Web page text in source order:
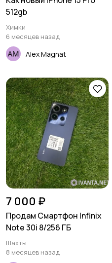
512gb
Химки
6 месяцев назад
Alex Magnat
7 000 ₽
Продам Смартфон Infinix
Note 30i 8/256 ГБ
Шахты
8 месяцев назад